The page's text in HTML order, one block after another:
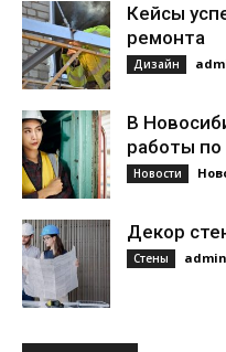
Кейсы
ремонта
Дизайн
В
работы по
Новости
Декор
Стены admin